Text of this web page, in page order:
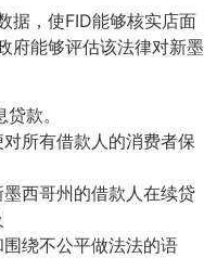
据，使FID能够核实店面
府能够评估该法律对新墨
款。
所有借款人的消费者保
西哥州的借款人在续贷
绕不公平做法法的语